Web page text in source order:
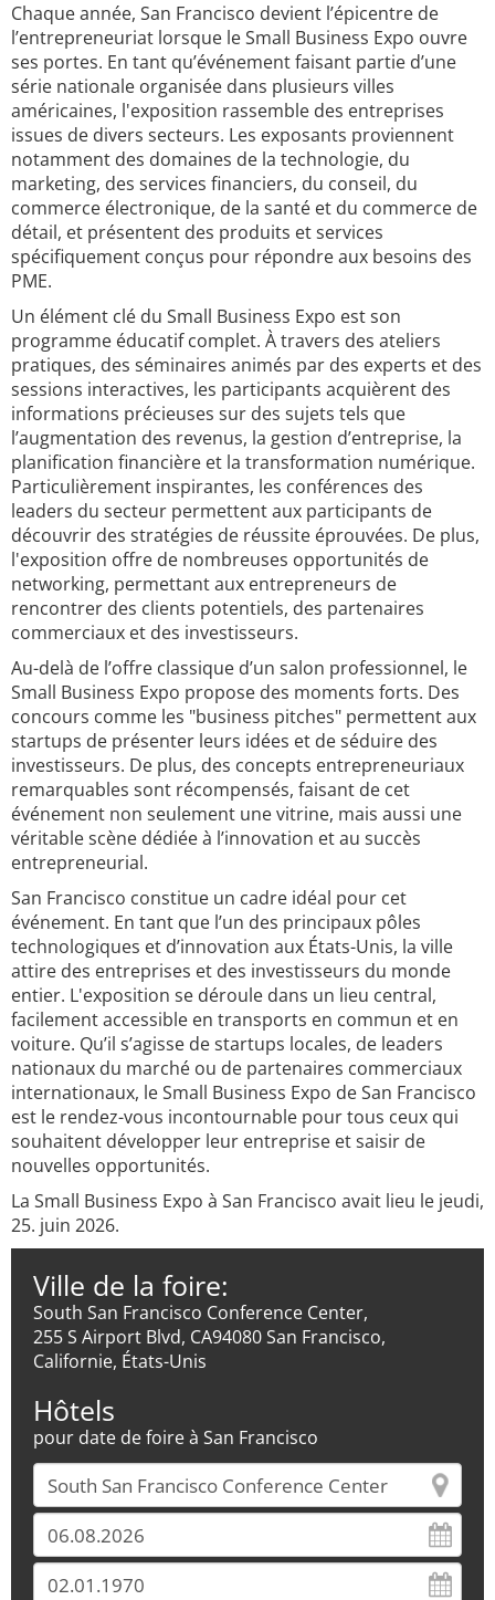
Chaque année, San Francisco devient l’épicentre de
l’entrepreneuriat lorsque le Small Business Expo ouvre
ses portes. En tant qu’événement faisant partie d’une
série nationale organisée dans plusieurs villes
américaines, l'exposition rassemble des entreprises
issues de divers secteurs. Les exposants proviennent
notamment des domaines de la technologie, du
marketing, des services financiers, du conseil, du
commerce électronique, de la santé et du commerce de
détail, et présentent des produits et services
spécifiquement conçus pour répondre aux besoins des
PME.
Un élément clé du Small Business Expo est son
programme éducatif complet. À travers des ateliers
pratiques, des séminaires animés par des experts et des
sessions interactives, les participants acquièrent des
informations précieuses sur des sujets tels que
l’augmentation des revenus, la gestion d’entreprise, la
planification financière et la transformation numérique.
Particulièrement inspirantes, les conférences des
leaders du secteur permettent aux participants de
découvrir des stratégies de réussite éprouvées. De plus,
l'exposition offre de nombreuses opportunités de
networking, permettant aux entrepreneurs de
rencontrer des clients potentiels, des partenaires
commerciaux et des investisseurs.
Au-delà de l’offre classique d’un salon professionnel, le
Small Business Expo propose des moments forts. Des
concours comme les "business pitches" permettent aux
startups de présenter leurs idées et de séduire des
investisseurs. De plus, des concepts entrepreneuriaux
remarquables sont récompensés, faisant de cet
événement non seulement une vitrine, mais aussi une
véritable scène dédiée à l’innovation et au succès
entrepreneurial.
San Francisco constitue un cadre idéal pour cet
événement. En tant que l’un des principaux pôles
technologiques et d’innovation aux États-Unis, la ville
attire des entreprises et des investisseurs du monde
entier. L'exposition se déroule dans un lieu central,
facilement accessible en transports en commun et en
voiture. Qu’il s’agisse de startups locales, de leaders
nationaux du marché ou de partenaires commerciaux
internationaux, le Small Business Expo de San Francisco
est le rendez-vous incontournable pour tous ceux qui
souhaitent développer leur entreprise et saisir de
nouvelles opportunités.
La Small Business Expo à San Francisco avait lieu le jeudi,
25. juin 2026.
Ville de la foire:
South San Francisco Conference Center,
255 S Airport Blvd, CA94080 San Francisco,
Californie, États-Unis
Hôtels
pour date de foire à San Francisco